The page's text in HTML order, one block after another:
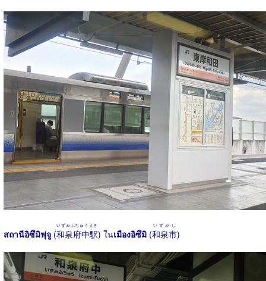
สถานีอิซึมิฟุจู (和泉府中駅
いずみふちゅうえき
) ในเมืองอิซึมิ (和泉市
いずみし
)